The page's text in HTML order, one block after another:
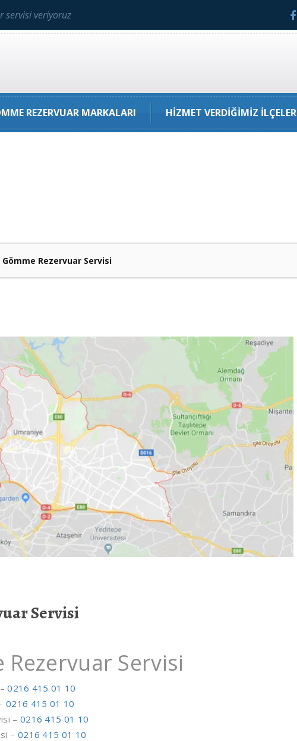
servisi veriyoruz
REZERVUAR MARKALARI HIZMET VERDIĞIMIZ İLÇELER
Rezervuar Servisi
Servisi
Servisi
–0216 415 01 10
0216 415 01 10
– 0216 415 01 10
– 0216 415 01 10